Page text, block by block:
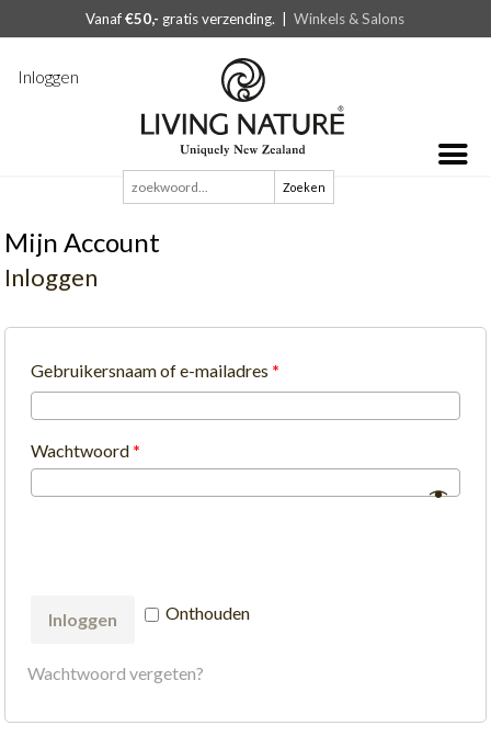
Vanaf€50,- gratis verzending. |Winkels & Salons
Inloggen
Zoeken
naar:
Mijn Account
Inloggen
Gebruikersnaam of e-mailadres *
Wachtwoord *
Onthouden
Inloggen
Wachtwoord vergeten?